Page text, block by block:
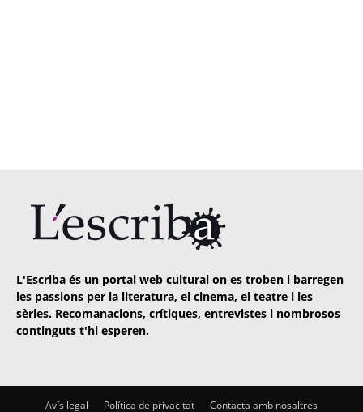
L'Escriba és un portal web cultural on es troben i barregen
les passions per la literatura, el cinema, el teatre i les
sèries. Recomanacions, crítiques, entrevistes i nombrosos
continguts t'hi esperen.
Avís legal Política de privacitat Contacta amb nosaltres